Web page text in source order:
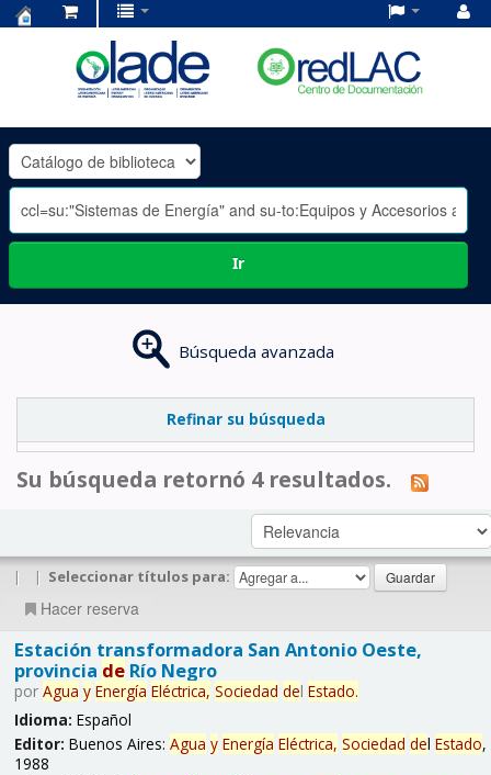
OLADE
-
Ir
Búsqueda avanzada
Refinar su búsqueda
Su búsqueda retornó 4 resultados.
| | Seleccionar títulos para:
Hacer reserva
Estación transformadora San Antonio Oeste,
provincia deRío Negro
por Agua y Energía Eléctrica, Sociedad del Estado.
Idioma: Español
Editor: Buenos Aires: Agua y Energía Eléctrica, Sociedad del Estado,
1988